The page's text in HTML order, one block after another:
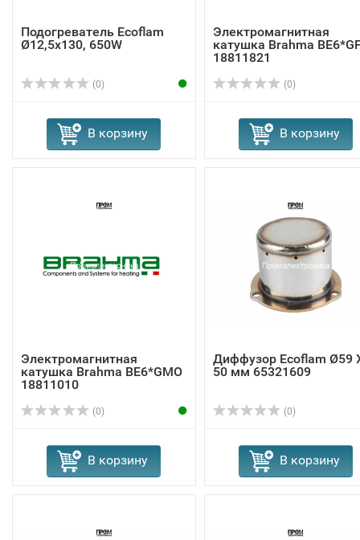
Подогреватель Ecoflam
Ø12,5x130, 650W
(0)
В корзину
Электромагнитная
катушка Brahma
18811821
(0)
В корзину
Электромагнитная
катушка Brahma BE6*GMO
18811010
(0)
В корзину
Диффузор Ecoflam Ø59
50 мм 65321609
(0)
В корзину